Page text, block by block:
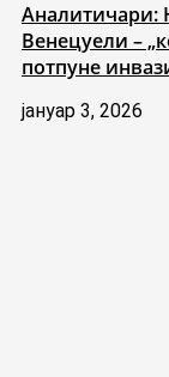
Аналитичари:
Венецуели –
потпуне
јануар 3, 2026